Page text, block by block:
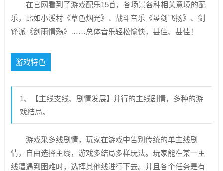
在官网看到了游戏配乐15首，各场景各种相关意境的配
乐，比如小溪村《草色烟光》、战斗音乐《琴剑飞扬》、剑
锋派《剑雨情殇》……总体音乐轻松愉快，甚佳、甚佳！
游戏特色
1、【主线支线、剧情发展】并行的主线剧情，多种的游
戏结局。
游戏采多线剧情，玩家在游戏中告别传统的单主线剧
情，自由选择主线，游戏多结局多样玩法。玩家能在某一主
线遭遇到困难时，选择其他线进行下去。并且各个任务是有